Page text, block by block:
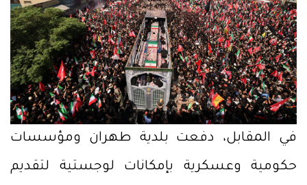
في المقابل، دفعت بلدية طهران ومؤسسات
حكومية وعسكرية بإمكانات لوجستية لتقديم